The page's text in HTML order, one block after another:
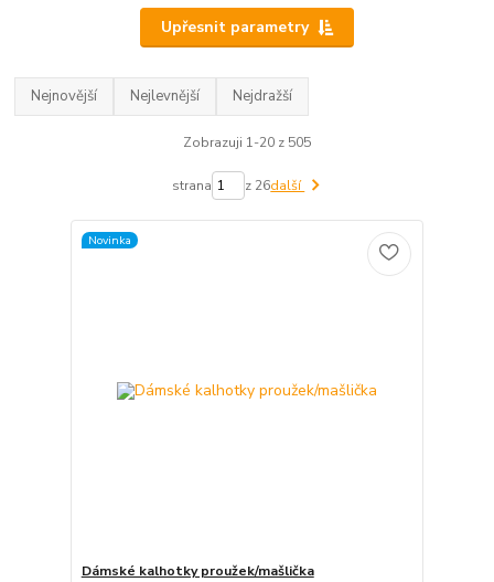
Upřesnit parametry
Nejnovější Nejlevnější Nejdražší
Zobrazuji 1-20 z 505
strana z 26další
Novinka
Dámské kalhotky proužek/mašlička